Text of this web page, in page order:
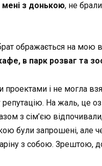
мені з донькою, не
ображається на мою
в парк розваг та
проектами і не могла
На жаль, це
з сім’єю
були запрошені, але
з собою. Зрештою,